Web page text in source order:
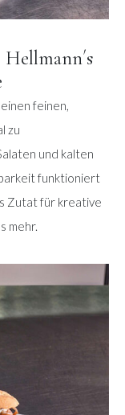
feinen,
zu
und kalten
funktioniert
Zutat für kreative
mehr.